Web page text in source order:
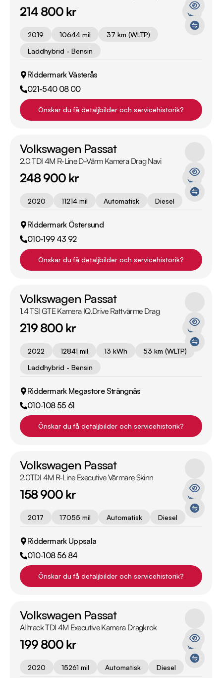
214 800 kr
2019 10644 mil
37 km (WLTP)
Laddhybrid - Bensin
Riddermark Västerås
021-540 08 00
Önskar du få detaljbilder och servicehistorik?
Volkswagen Passat
2.0 TDI 4M R-Line D-Värm Kamera Drag Navi
248 900 kr
2020 11214 mil Automatisk Diesel
Riddermark Östersund
010-199 43 92
Önskar du få detaljbilder och servicehistorik?
Volkswagen Passat
1.4 TSI GTE Kamera IQ.Drive Rattvärme Drag
219 800 kr
2022 12841 mil 13 kWh
53 km (WLTP)
Laddhybrid - Bensin
Riddermark Megastore Strängnäs
010-108 55 61
Önskar du få detaljbilder och servicehistorik?
Volkswagen Passat
2.0TDI 4M R-Line Executive Värmare Skinn
158 900 kr
2017 17055 mil Automatisk Diesel
Riddermark Uppsala
010-108 56 84
Önskar du få detaljbilder och servicehistorik?
Volkswagen Passat
Alltrack TDI 4M Executive Kamera Dragkrok
199 800 kr
2020 15261 mil Automatisk Diesel